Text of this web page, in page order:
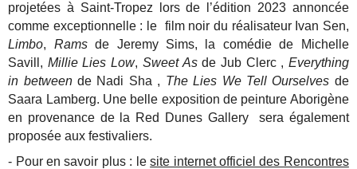
projetées à Saint-Tropez lors de l’édition 2023 annoncée
comme exceptionnelle : le film noir du réalisateur Ivan Sen,
Limbo, Ramsde Jeremy Sims, la comédie de Michelle
Savill, Millie Lies Low, Sweet Asde Jub Clerc , Everything
in betweende Nadi Sha , The Lies We Tell Ourselves de
Saara Lamberg. Une belle exposition de peinture Aborigène
en provenance de la Red Dunes Gallery sera également
proposée aux festivaliers.
- Pour en savoir plus : lesite internet officiel des Rencontres